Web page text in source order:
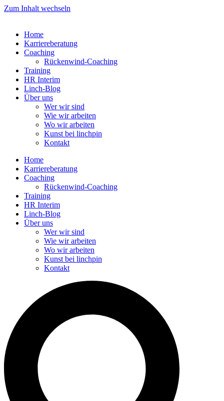
Zum Inhalt wechseln
Home
Karriereberatung
Coaching
Rückenwind-Coaching
Training
HR Interim
Linch-Blog
Über uns
Wer wir sind
Wie wir arbeiten
Wo wir arbeiten
Kunst bei linchpin
Kontakt
Home
Karriereberatung
Coaching
Rückenwind-Coaching
Training
HR Interim
Linch-Blog
Über uns
Wer wir sind
Wie wir arbeiten
Wo wir arbeiten
Kunst bei linchpin
Kontakt